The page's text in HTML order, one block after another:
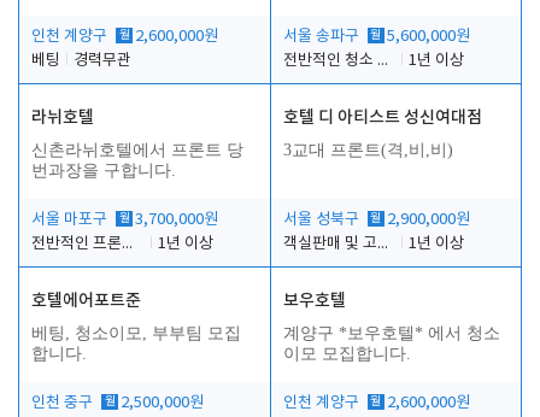
인천 계양구 월 2,600,000원
베팅
경력무관
서울 송파구 월 5,600,000원
전반적인 청소 업무(객실청소.객실정리)
1년 이상
라뉘호텔
신촌라뉘호텔에서 프론트 당
번과장을 구합니다.
서울 마포구 월 3,700,000원
전반적인 프론트 당번업무
1년 이상
호텔 디 아티스트 성신여대점
3교대 프론트(격,비,비)
서울 성북구 월 2,900,000원
객실판매 및 고객응대
1년 이상
호텔에어포트준
베팅, 청소이모, 부부팀 모집
합니다.
인천 중구 월 2,500,000원
보우호텔
계양구 *보우호텔* 에서 청소
이모 모집합니다.
인천 계양구 월 2,600,000원